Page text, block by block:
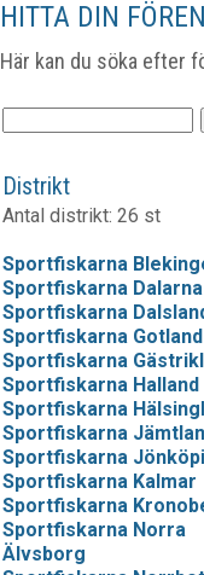
HITTA DIN
Här kan du söka efter
Distrikt
Antal distrikt: 26 st
Sportfiskarna
Sportfiskarna Dalarna
Sportfiskarna
Sportfiskarna Gotland
Sportfiskarna
Sportfiskarna Halland
Sportfiskarna
Sportfiskarna
Sportfiskarna
Sportfiskarna Kalmar
Sportfiskarna
Sportfiskarna Norra
Älvsborg